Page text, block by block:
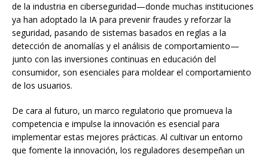
de la industria en ciberseguridad—donde muchas instituciones
ya han adoptado la IA para prevenir fraudes y reforzar la
seguridad, pasando de sistemas basados en reglas a la
detección de anomalías y el análisis de comportamiento—
junto con las inversiones continuas en educación del
consumidor, son esenciales para moldear el comportamiento
de los usuarios.
De cara al futuro, un marco regulatorio que promueva la
competencia e impulse la innovación es esencial para
implementar estas mejores prácticas. Al cultivar un entorno
que fomente la innovación, los reguladores desempeñan un